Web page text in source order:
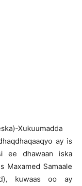
Xukuumadda
ay is
ee dhawaan iska
Maxamed Samaale
kuwaas oo ay